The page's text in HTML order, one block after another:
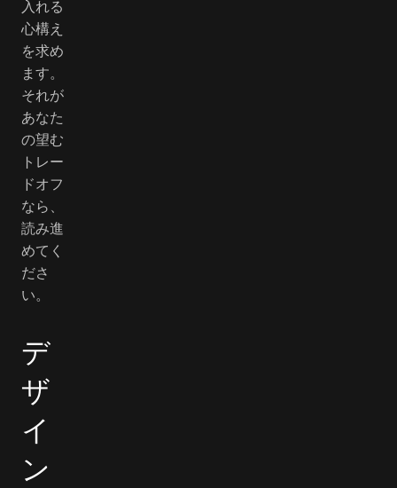
入れる
心構え
を求め
ます。
それが
あなた
の望む
トレー
ドオフ
なら、
読み進
めてく
ださ
い。
デ
ザ
イ
ン